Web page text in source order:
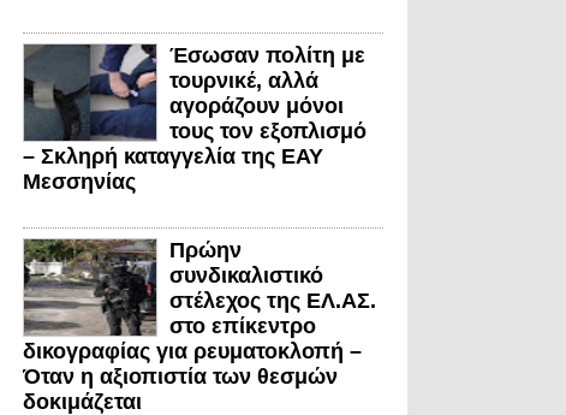
Έσωσαν πολίτη με
τουρνικέ, αλλά
αγοράζουν μόνοι
τους τον εξοπλισμό
– Σκληρή καταγγελία της ΕΑΥ
Μεσσηνίας
Πρώην
συνδικαλιστικό
στέλεχος της ΕΛ.ΑΣ.
στο επίκεντρο
δικογραφίας για ρευματοκλοπή –
Όταν η αξιοπιστία των θεσμών
δοκιμάζεται